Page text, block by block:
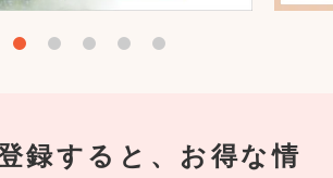
録すると、お得な情